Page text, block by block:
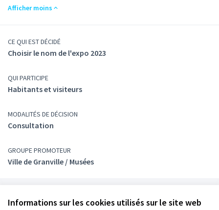
Informations sur les cookies utilisés sur le site web
Afficher moins
CE QUI EST DÉCIDÉ
Choisir le nom de l'expo 2023
QUI PARTICIPE
Habitants et visiteurs
MODALITÉS DE DÉCISION
Consultation
GROUPE PROMOTEUR
Ville de Granville / Musées